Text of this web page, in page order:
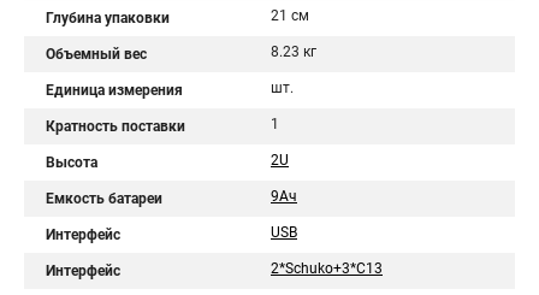
Глубина упаковки 21 см
Объемный вес 8.23 кг
Единица измерения шт.
Кратность поставки 1
Высота 2U
Емкость батареи 9Aч
Интерфейс USB
Интерфейс 2*Schuko+3*C13